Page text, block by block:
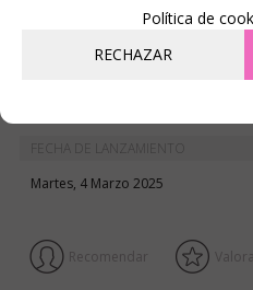
Francés, Holandés,
FAMILIAS RELACIONADAS
FECHA DE LANZAMIENTO
Martes, 4 Marzo 2025
Recomendar
Política de
RECHAZAR